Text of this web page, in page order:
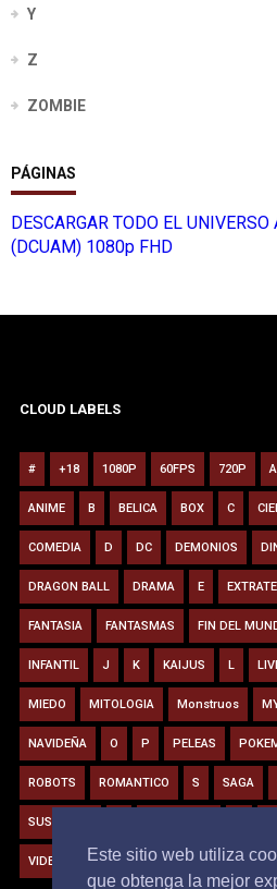
Este sitio web utiliza
que obtenga la mejor
Y
Z
ZOMBIE
PÁGINAS
DESCARGAR TODO EL
(DCUAM) 1080p FHD
CLOUD LABELS
# +18 1080P 60FPS 720P A
ANIME B BELICA BOX C
COMEDIA D DC DEMONIOS
DRAGON BALL DRAMA E
FANTASIA FANTASMAS FIN DEL
INFANTIL J K KAIJUS L
MIEDO MITOLOGIA Monstruos
NAVIDEÑA O P PELEAS
ROBOTS ROMANTICO S SAGA
SUSPENSO
VIDEOJUEGOS VIRUS W Y Z